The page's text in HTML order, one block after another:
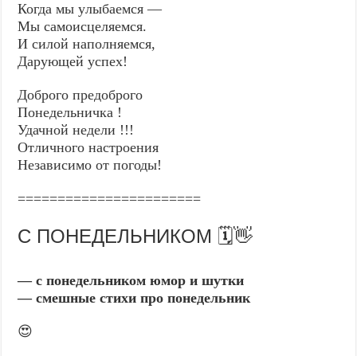
Когда мы yлыбаемся —
Мы самоисцеляемся.
И силой наполняемся,
Дарующей успех!
Доброго предоброго
Понедельничка !
Удачной недели !!!
Отличного настроения
Независимо от погоды!
=======================
С ПОНЕДЕЛЬНИКОМ 🗓️👋
— с понедельником юмор и шутки
— смешные стихи про понедельник
😍